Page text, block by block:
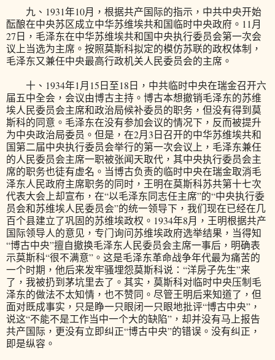
九、1931年10月，根据共产国际的指示，中共中央开始
酝酿在中央苏区成立中华苏维埃共和国临时中央政府。11月
27日，毛泽东在中华苏维埃共和国中央执行委员会第一次会
议上当选为主席。按照莫斯科拟定的模仿苏联的政权体制，
毛泽东又兼任中央最高行政机关人民委员会的主席。
十、1934年1月15日至18日，中共临时中央在瑞金召开六
届五中全会，会议由博古主持。博古本想撤销毛泽东的苏维
埃人民委员会主席和政治局候补委员的职务，但没有得到莫
斯科的同意。毛泽东在没有参加会议的情况下，反而被提升
为中央政治局委员。但是，在2月3日召开的中华苏维埃共和
国第二届中央执行委员会举行的第一次会议上，毛泽东兼任
的人民委员会主席一职被张闻天取代，其中央执行委员会主
席的职务也徒有虚名。当博古负责的临时中央在瑞金取消毛
泽东人民政府主席职务的同时，王明在莫斯科苏共第十七次
代表大会上却宣布，在“以毛泽东同志任主席”的“中央执行委
员会和苏维埃人民委员会”的统一领导下，我们现在已经在几
百个县建立了巩固的苏维埃政权。1934年8月，王明根据共产
国际领导人的意见，专门询问苏维埃政府选举结果，当得知
“博古中央”擅自撤换毛泽东人民委员会主席一事后，明确表
示莫斯科“很不满意”。这是毛泽东革命战争年代最为痛苦的
一个时期，他后来发牢骚埋怨莫斯科说：“洋房子先生”来
了，我被扔到茅坑里去了。其实，莫斯科对临时中央压制毛
泽东的做法不太知情，也不赞同。尽管王明后来知道了，但
面对既成事实，只是睁一只眼闭一只眼地批评“博古中央”，
说这“不能不是工作当中一个大的缺陷”，却并没有马上报告
共产国际，更没有立即纠正“博古中央”的错误。没有纠正，
即是纵容。